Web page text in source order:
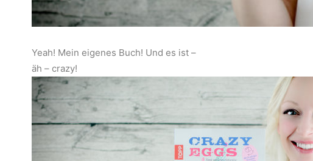
Yeah! Mein eigenes Buch! Und es ist –
äh – crazy!